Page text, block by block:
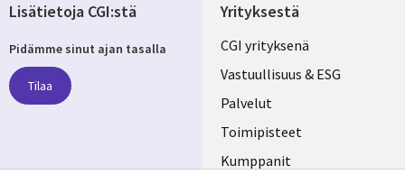
Yrityksestä
Useful
links
FINLAND
CGI yrityksenä
Vastuullisuus & ESG
Palvelut
Toimipisteet
Kumppanit
Lisätietoja CGI:stä
Pidämme sinut ajan tasalla
Tilaa